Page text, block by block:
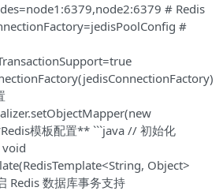
# Redis
#
模板配置** ```java // 初始化
void
Object>
Redis 数据库事务支持